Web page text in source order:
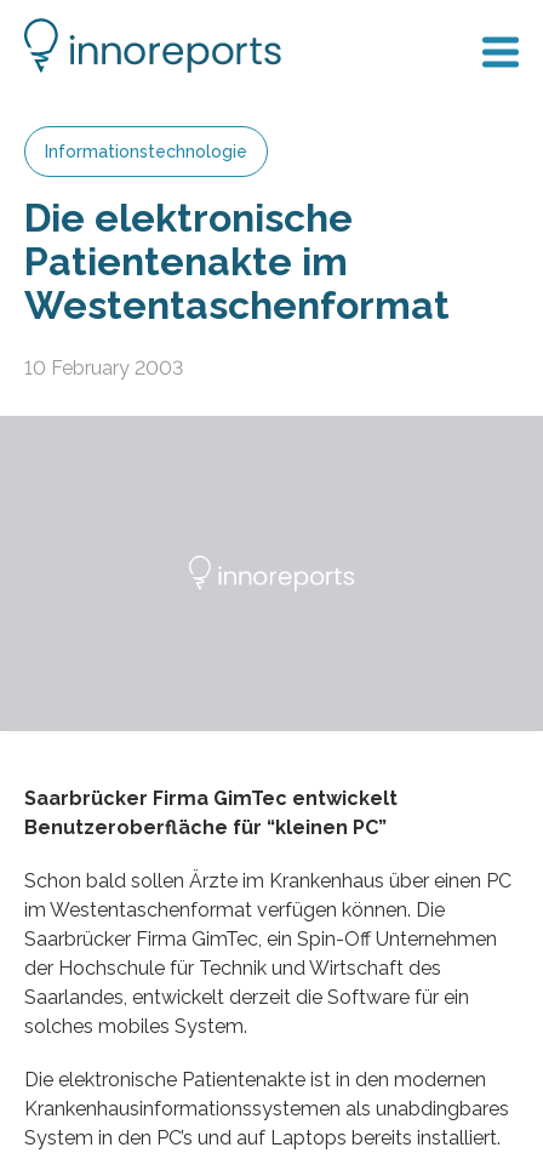
Informationstechnologie
Die elektronische
Patientenakte im
Westentaschenformat
10 February 2003
Saarbrücker Firma GimTec entwickelt
Benutzeroberfläche für “kleinen PC”
Schon bald sollen Ärzte im Krankenhaus über einen PC
im Westentaschenformat verfügen können. Die
Saarbrücker Firma GimTec, ein Spin-Off Unternehmen
der Hochschule für Technik und Wirtschaft des
Saarlandes, entwickelt derzeit die Software für ein
solches mobiles System.
Die elektronische Patientenakte ist in den modernen
Krankenhausinformationssystemen als unabdingbares
System in den PC’s und auf Laptops bereits installiert.